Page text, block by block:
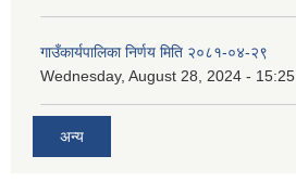
गाउँकार्यपालिका निर्णय मिति २०८१-०४-२९
Wednesday, August 28, 2024 - 15:25
अन्य